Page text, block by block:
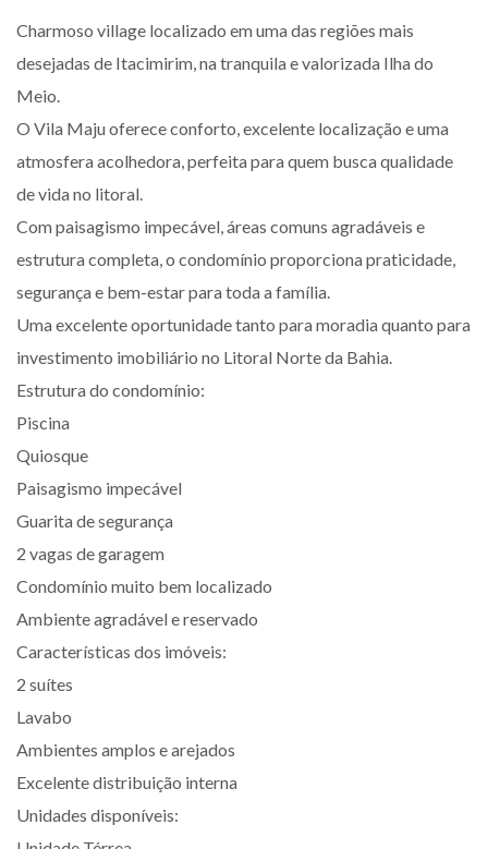
Charmoso village localizado em uma das regiões mais
desejadas de Itacimirim, na tranquila e valorizada Ilha do
Meio.
O Vila Maju oferece conforto, excelente localização e uma
atmosfera acolhedora, perfeita para quem busca qualidade
de vida no litoral.
Com paisagismo impecável, áreas comuns agradáveis e
estrutura completa, o condomínio proporciona praticidade,
segurança e bem-estar para toda a família.
Uma excelente oportunidade tanto para moradia quanto para
investimento imobiliário no Litoral Norte da Bahia.
Estrutura do condomínio:
Piscina
Quiosque
Paisagismo impecável
Guarita de segurança
2 vagas de garagem
Condomínio muito bem localizado
Ambiente agradável e reservado
Características dos imóveis:
2 suítes
Lavabo
Ambientes amplos e arejados
Excelente distribuição interna
Unidades disponíveis: